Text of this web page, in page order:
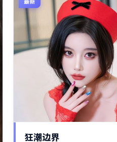
狂潮边界